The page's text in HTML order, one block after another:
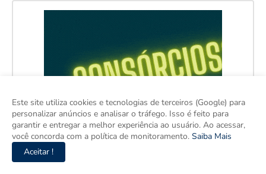
Este site utiliza cookies e tecnologias de terceiros (Google) para
personalizar anúncios e analisar o tráfego. Isso é feito para
garantir e entregar a melhor experiência ao usuário. Ao acessar,
você concorda com a política de monitoramento. Saiba Mais
Aceitar !